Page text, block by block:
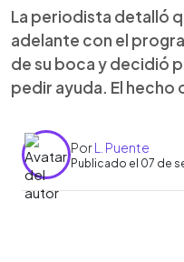
La periodista detalló
adelante con el
de su boca y decidió
pedir ayuda. El hecho
PorL. Puente
Publicado el 07 de